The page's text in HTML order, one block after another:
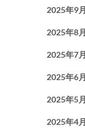
2025年9月
2025年8月
2025年7月
2025年6月
2025年5月
2025年4月